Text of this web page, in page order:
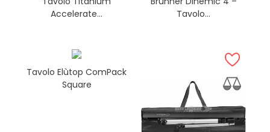
Accelerate...
Tavolo...
Tavolo Elùtop ComPack
Square